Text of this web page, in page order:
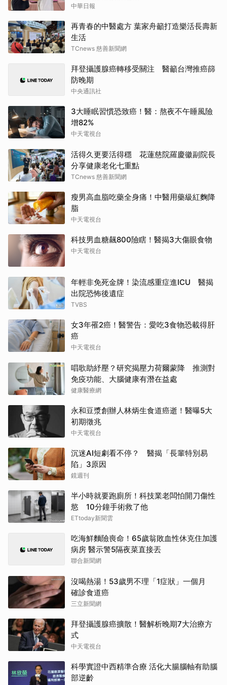
中華日報
再青春的中醫處方 葉家舟籲打造樂活長壽新
生活
TCnews 慈善新聞網
拜登攝護腺癌轉移受關注 醫籲台灣推癌篩
防晚期
中央通訊社
3大睡眠習慣恐致癌！醫：熬夜不午睡風險
增82%
中天電視台
活得久更要活得穩 花蓮慈院羅慶徽副院長
分享健康老化七重點
TCnews 慈善新聞網
瘦男高血脂吃藥全身痛！中醫用藥級紅麴降
脂
中天電視台
科技男血糖飆800險瞎！醫揭3大傷眼食物
中天電視台
年輕非免死金牌！染流感重症進ICU 醫揭
出院恐怖後遺症
TVBS
女3年罹2癌！醫警告：愛吃3食物恐載得肝
癌
中天電視台
唱歌助紓壓？研究揭壓力荷爾蒙降 推測對
免疫功能、大腦健康有潛在益處
健康醫療網
永和豆漿創辦人林炳生食道癌逝！醫曝5大
初期徵兆
中天電視台
沉迷AI短劇看不停？ 醫揭「長輩特別易
陷」3原因
鏡週刊
半小時就要跑廁所！科技業老闆怕開刀傷性
慾 10分鐘手術救了他
ETtoday新聞雲
吃海鮮麵險喪命！65歲翁敗血性休克住加護
病房 醫示警5隔夜菜直接丟
聯合新聞網
沒喝熱湯！53歲男不理「1症狀」一個月
確診食道癌
三立新聞網
拜登攝護腺癌擴散！醫解析晚期7大治療方
式
中天電視台
科學實證中西精準合療 活化大腸腦軸有助腦
部逆齡